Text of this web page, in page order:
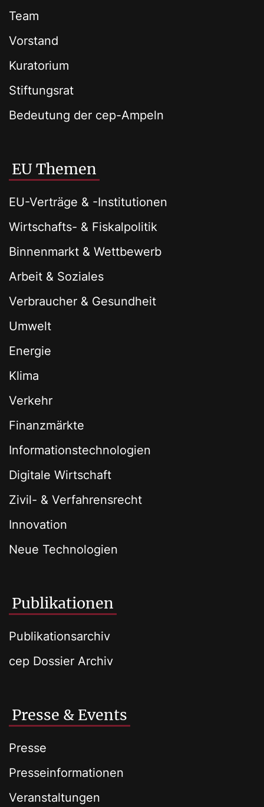
Team
Vorstand
Kuratorium
Stiftungsrat
Bedeutung der cep-Ampeln
EU Themen
EU-Verträge & -Institutionen
Wirtschafts- & Fiskalpolitik
Binnenmarkt & Wettbewerb
Arbeit & Soziales
Verbraucher & Gesundheit
Umwelt
Energie
Klima
Verkehr
Finanzmärkte
Informationstechnologien
Digitale Wirtschaft
Zivil- & Verfahrensrecht
Innovation
Neue Technologien
Publikationen
Publikationsarchiv
cep Dossier Archiv
Presse & Events
Presse
Presseinformationen
Veranstaltungen